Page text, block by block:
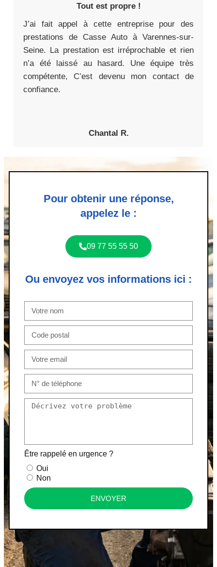
Tout est propre !
J’ai fait appel à cette entreprise pour des
prestations de Casse Auto à Varennes-sur-
Seine. La prestation est irréprochable et rien
n’a été laissé au hasard. Une équipe très
compétente, C’est devenu mon contact de
confiance.
Chantal R.
Pour obtenir une réponse,
appelez le :
09 77 55 55 50
Ou envoyez vos informations ici :
Être rappelé en urgence ?
Oui
Non
ENVOYER